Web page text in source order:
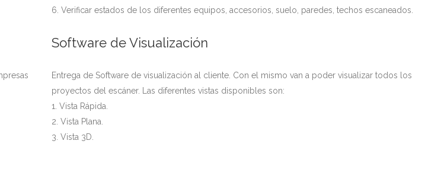
6. Verificar estados de los diferentes equipos, accesorios, suelo, paredes, techos escaneados.
Software de Visualización
Entrega de Software de visualización al cliente. Con el mismo van a poder visualizar todos los
proyectos del escáner. Las diferentes vistas disponibles son:
1. Vista Rápida.
2. Vista Plana.
3. Vista 3D.